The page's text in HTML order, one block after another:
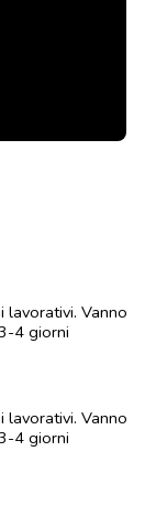
lavorativi. Vanno
4 giorni
lavorativi. Vanno
4 giorni